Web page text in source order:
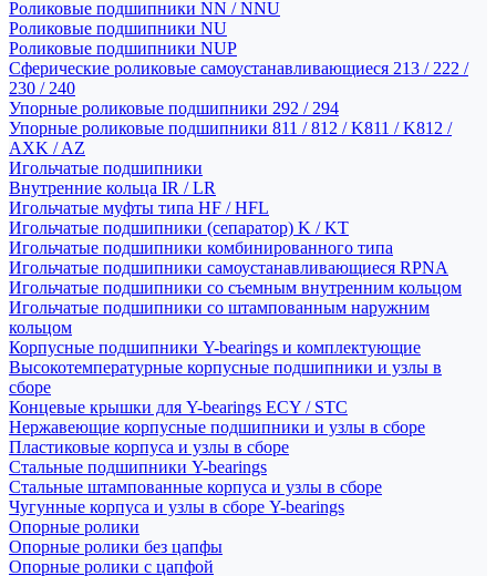
Роликовые подшипники NN / NNU
Роликовые подшипники NU
Роликовые подшипники NUP
Сферические роликовые самоустанавливающиеся 213 / 222 /
230 / 240
Упорные роликовые подшипники 292 / 294
Упорные роликовые подшипники 811 / 812 / K811 / K812 /
AXK / AZ
Игольчатые подшипники
Внутренние кольца IR / LR
Игольчатые муфты типа HF / HFL
Игольчатые подшипники (сепаратор) K / KT
Игольчатые подшипники комбинированного типа
Игольчатые подшипники самоустанавливающиеся RPNA
Игольчатые подшипники со съемным внутренним кольцом
Игольчатые подшипники со штампованным наружним
кольцом
Корпусные подшипники Y-bearings и комплектующие
Высокотемпературные корпусные подшипники и узлы в
сборе
Концевые крышки для Y-bearings ECY / STC
Нержавеющие корпусные подшипники и узлы в сборе
Пластиковые корпуса и узлы в сборе
Стальные подшипники Y-bearings
Стальные штампованные корпуса и узлы в сборе
Чугунные корпуса и узлы в сборе Y-bearings
Опорные ролики
Опорные ролики без цапфы
Опорные ролики с цапфой